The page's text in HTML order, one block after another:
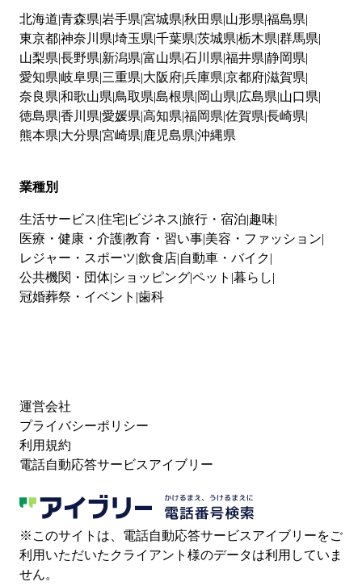
北海道 青森県 岩手県 宮城県 秋田県 山形県 福島県
東京都神奈川県 埼玉県 千葉県 茨城県 栃木県 群馬県
山梨県 長野県 新潟県 富山県 石川県 福井県 静岡県
愛知県 岐阜県 三重県 大阪府兵庫県 京都府滋賀県
奈良県 和歌山県 鳥取県 島根県 岡山県 広島県 山口県
徳島県 香川県 愛媛県 高知県 福岡県 佐賀県 長崎県
熊本県 大分県 宮崎県 鹿児島県 沖縄県
業種別
生活サービス 住宅 ビジネス 旅行・宿泊 趣味
医療・健康・介護教育・習い事 美容・ファッション
レジャー・スポーツ 飲食店 自動車・バイク
公共機関・団体 ショッピングペット 暮らし
冠婚葬祭・イベント 歯科
運営会社
プライバシーポリシー
利用規約
電話自動応答サービスアイブリー
※このサイトは、電話自動応答サービスアイブリーをご
利用いただいたクライアント様のデータは利用していま
せん。